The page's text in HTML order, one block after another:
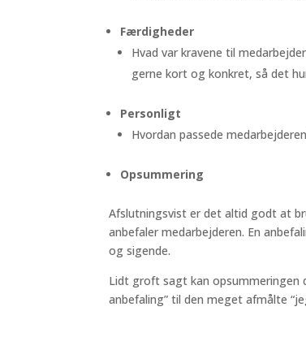
Færdigheder
Hvad var kravene til
gerne kort og konkret, så det
Personligt
Hvordan passede
Opsummering
Afslutningsvist er det altid godt at
anbefaler medarbejderen. En
og sigende.
Lidt groft sagt kan
anbefaling” til den meget afmålte